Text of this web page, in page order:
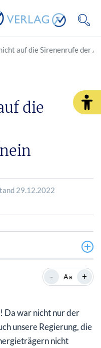
auf die Sirenenrufe der
die
29.12.2022
schmerzhafte
Mechanismus noch
- Aa +
Da war nicht nur der
unsere Regierung, die
nicht